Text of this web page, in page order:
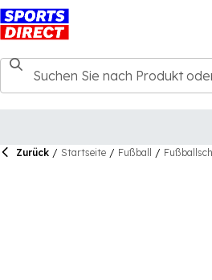
Zurück / Startseite / Fußball /